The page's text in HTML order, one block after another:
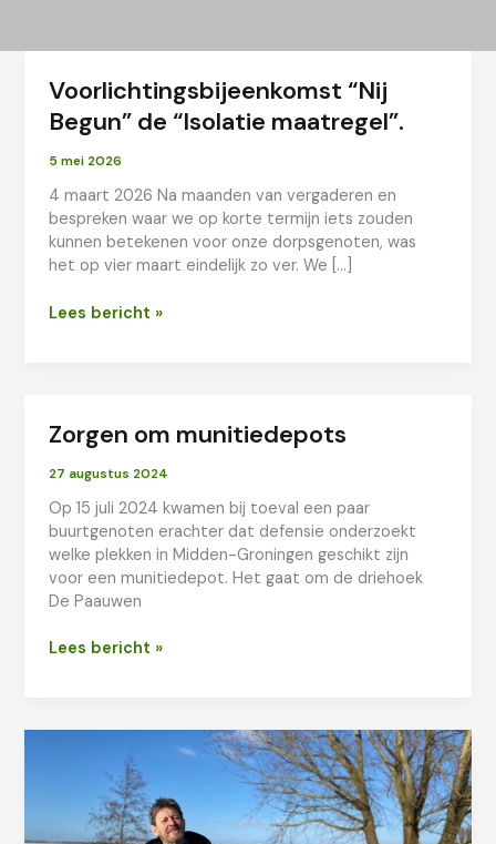
Voorlichtingsbijeenkomst “Nij
Begun” de “Isolatie maatregel”.
5 mei 2026
4 maart 2026 Na maanden van vergaderen en
bespreken waar we op korte termijn iets zouden
kunnen betekenen voor onze dorpsgenoten, was
het op vier maart eindelijk zo ver. We […]
Voorlichtingsbijeenkomst
maatregel”.
Lees bericht »
Zorgen om munitiedepots
27 augustus 2024
Op 15 juli 2024 kwamen bij toeval een paar
buurtgenoten erachter dat defensie onderzoekt
welke plekken in Midden-Groningen geschikt zijn
voor een munitiedepot. Het gaat om de driehoek
De Paauwen
Zorgen
Lees bericht »